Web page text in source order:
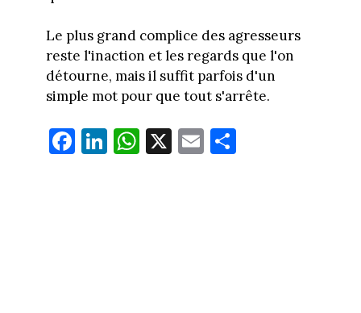
Le plus grand complice des agresseurs
reste l'inaction et les regards que l'on
détourne, mais il suffit parfois d'un
simple mot pour que tout s'arrête.
Fa
ce
Li
nk
W
ha
X E
m
Pa
rt